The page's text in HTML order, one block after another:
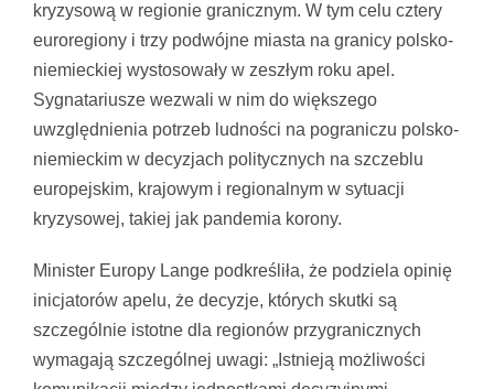
kryzysową w regionie granicznym. W tym celu cztery
euroregiony i trzy podwójne miasta na granicy polsko-
niemieckiej wystosowały w zeszłym roku apel.
Sygnatariusze wezwali w nim do większego
uwzględnienia potrzeb ludności na pograniczu polsko-
niemieckim w decyzjach politycznych na szczeblu
europejskim, krajowym i regionalnym w sytuacji
kryzysowej, takiej jak pandemia korony.
Minister Europy Lange podkreśliła, że ​​podziela opinię
inicjatorów apelu, że decyzje, których skutki są
szczególnie istotne dla regionów przygranicznych
wymagają szczególnej uwagi: „Istnieją możliwości